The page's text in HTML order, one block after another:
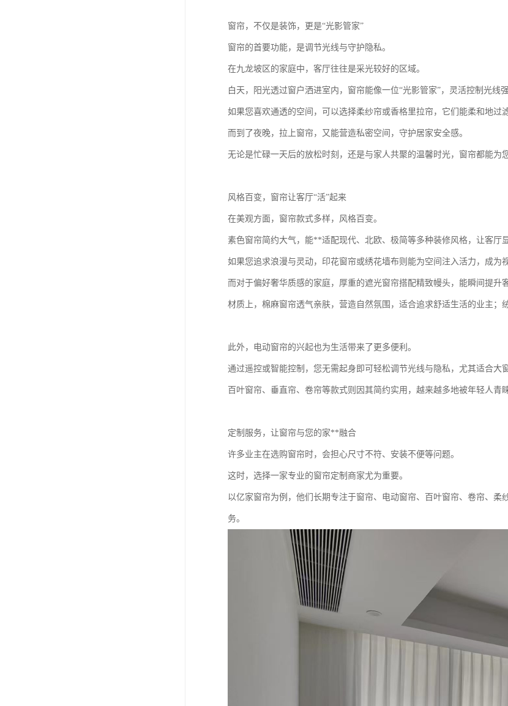
窗帘，不仅是装饰，更是“光影管家”
窗帘的首要功能，是调节光线与守护隐私。
在九龙坡区的家庭中，客厅往往是采光较好的区域。
白天，阳光透过窗户洒进室内，窗帘能像一位“光影管家”，灵活控制光线强
如果您喜欢通透的空间，可以选择柔纱帘或香格里拉帘，它们能柔和地过
而到了夜晚，拉上窗帘，又能营造私密空间，守护居家安全感。
无论是忙碌一天后的放松时刻，还是与家人共聚的温馨时光，窗帘都能为
风格百变，窗帘让客厅“活”起来
在美观方面，窗帘款式多样，风格百变。
素色窗帘简约大气，能**适配现代、北欧、极简等多种装修风格，让客厅
如果您追求浪漫与灵动，印花窗帘或绣花墙布则能为空间注入活力，成为
而对于偏好奢华质感的家庭，厚重的遮光窗帘搭配精致幔头，能瞬间提升
材质上，棉麻窗帘透气亲肤，营造自然氛围，适合追求舒适生活的业主；
此外，电动窗帘的兴起也为生活带来了更多便利。
通过遥控或智能控制，您无需起身即可轻松调节光线与隐私，尤其适合大
百叶窗帘、垂直帘、卷帘等款式则因其简约实用，越来越多地被年轻人青睐
定制服务，让窗帘与您的家**融合
许多业主在选购窗帘时，会担心尺寸不符、安装不便等问题。
这时，选择一家专业的窗帘定制商家尤为重要。
以亿家窗帘为例，他们长期专注于窗帘、电动窗帘、百叶窗帘、卷帘、
务。